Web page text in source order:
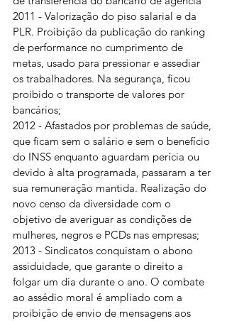
2011 - Valorização do piso salarial e da
PLR. Proibição da publicação do ranking
de performance no cumprimento de
metas, usado para pressionar e assediar
os trabalhadores. Na segurança, ficou
proibido o transporte de valores por
bancários;
2012 - Afastados por problemas de saúde,
que ficam sem o salário e sem o benefício
do INSS enquanto aguardam perícia ou
devido à alta programada, passaram a ter
sua remuneração mantida. Realização do
novo censo da diversidade com o
objetivo de averiguar as condições de
mulheres, negros e PCDs nas empresas;
2013 - Sindicatos conquistam o abono
assiduidade, que garante o direito a
folgar um dia durante o ano. O combate
ao assédio moral é ampliado com a
proibição de envio de mensagens aos